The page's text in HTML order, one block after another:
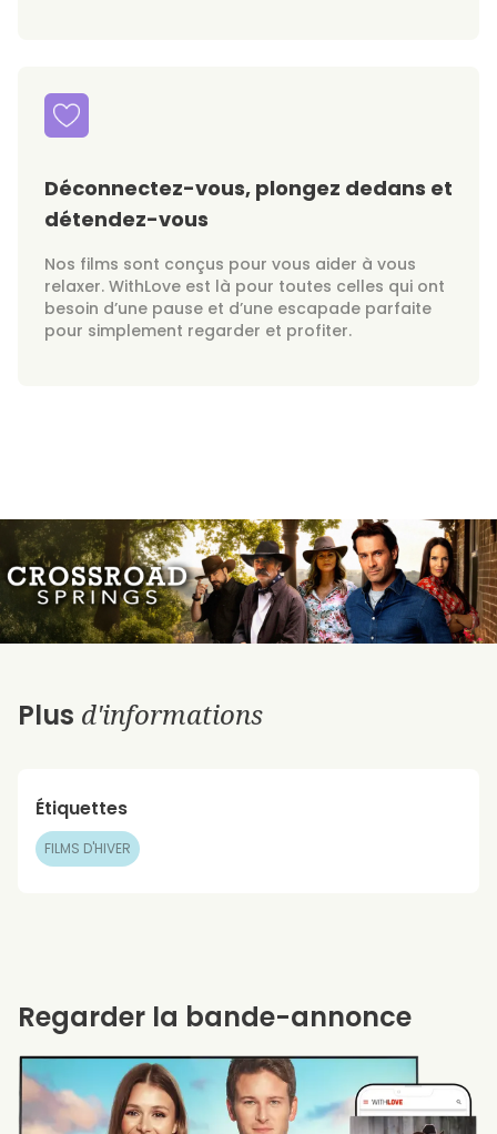
Déconnectez-vous, plongez dedans et
détendez-vous
Nos films sont conçus pour vous aider à vous
relaxer. WithLove est là pour toutes celles qui ont
besoin d’une pause et d’une escapade parfaite
pour simplement regarder et profiter.
Plus d'informations
Étiquettes
FILMS D'HIVER
Regarder la bande-annonce